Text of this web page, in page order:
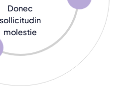
Donec
sollicitudin
molestie